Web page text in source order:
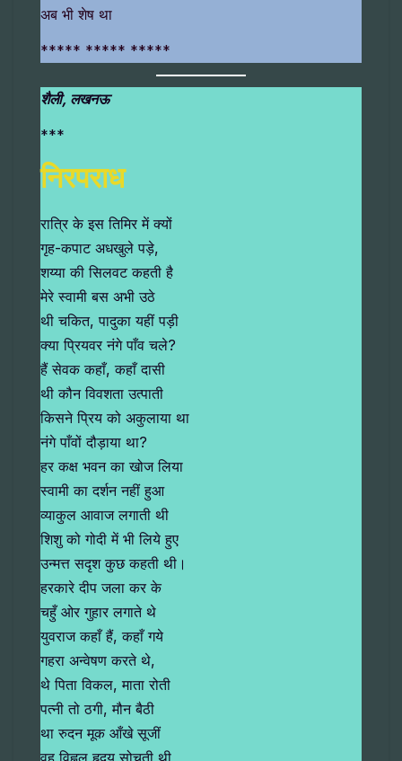
अब भी शेष था
***** ***** *****
शैली, लखनऊ
***
निरपराध
रात्रि के इस तिमिर में क्यों
गृह-कपाट अधखुले पड़े,
शय्या की सिलवट कहती है
मेरे स्वामी बस अभी उठे
थी चकित, पादुका यहीं पड़ी
क्या प्रियवर नंगे पाँव चले?
हैं सेवक कहाँ, कहाँ दासी
थी कौन विवशता उत्पाती
किसने प्रिय को अकुलाया था
नंगे पाँवों दौड़ाया था?
हर कक्ष भवन का खोज लिया
स्वामी का दर्शन नहीं हुआ
व्याकुल आवाज लगाती थी
शिशु को गोदी में भी लिये हुए
उन्मत्त सदृश कुछ कहती थी।
हरकारे दीप जला कर के
चहुँ ओर गुहार लगाते थे
युवराज कहाँ हैं, कहाँ गये
गहरा अन्वेषण करते थे,
थे पिता विकल, माता रोती
पत्नी तो ठगी, मौन बैठी
था रुदन मूक आँखे सूजीं
वह विह्वल हृदय सोचती थी